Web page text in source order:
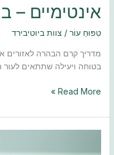
אינטימיים –
טִפּוּחַ עוֹר/ צוות ביוטיבירד
מדריך קרם הבהרה לאזורים
בטוחה ויעילה שתתאים לעור
Read More »